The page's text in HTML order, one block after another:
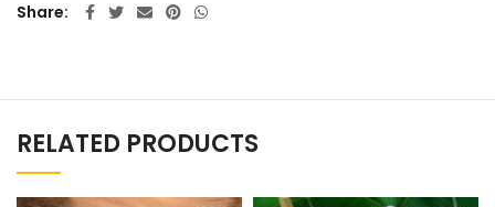
Share
RELATED PRODUCTS